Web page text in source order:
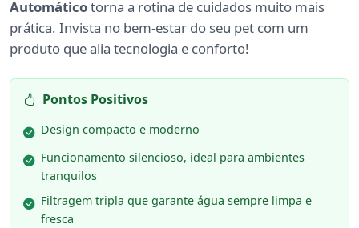
Automáticotorna a rotina de cuidados muito mais
prática. Invista no bem-estar do seu pet com um
produto que alia tecnologia e conforto!
Pontos Positivos
Design compacto e moderno
Funcionamento silencioso, ideal para ambientes
tranquilos
Filtragem tripla que garante água sempre limpa e
fresca